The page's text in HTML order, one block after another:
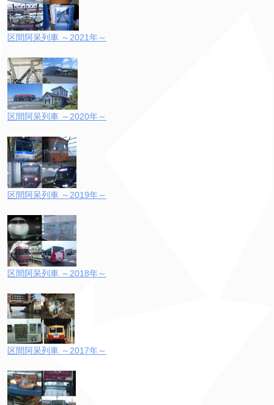
区間阿呆列車 ～2021年～
区間阿呆列車 ～2020年～
区間阿呆列車 ～2019年～
区間阿呆列車 ～2018年～
区間阿呆列車 ～2017年～